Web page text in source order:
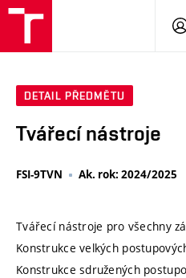
DETAIL PŘEDMĚTU
Tvářecí nástroje
FSI-9TVN Ak. rok: 2024/2025
Tvářecí nástroje pro všechny
Konstrukce velkých
Konstrukce sdružených